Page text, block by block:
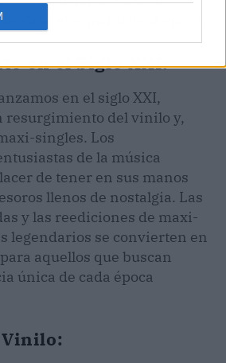
el espíritu de la época.
en el Siglo XXI:
en el siglo XXI,
resurgimiento del vinilo y,
singles. Los
de la música
de tener en sus manos
llenos de nostalgia. Las
y las reediciones de maxi-
legendarios se convierten en
aquellos que buscan
única de cada época